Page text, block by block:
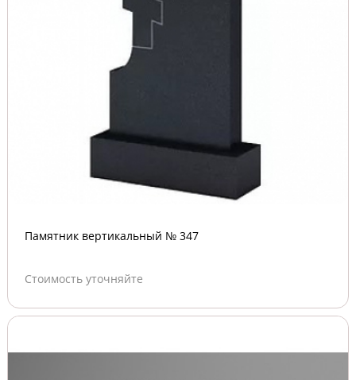
Памятник вертикальный № 347
Стоимость уточняйте